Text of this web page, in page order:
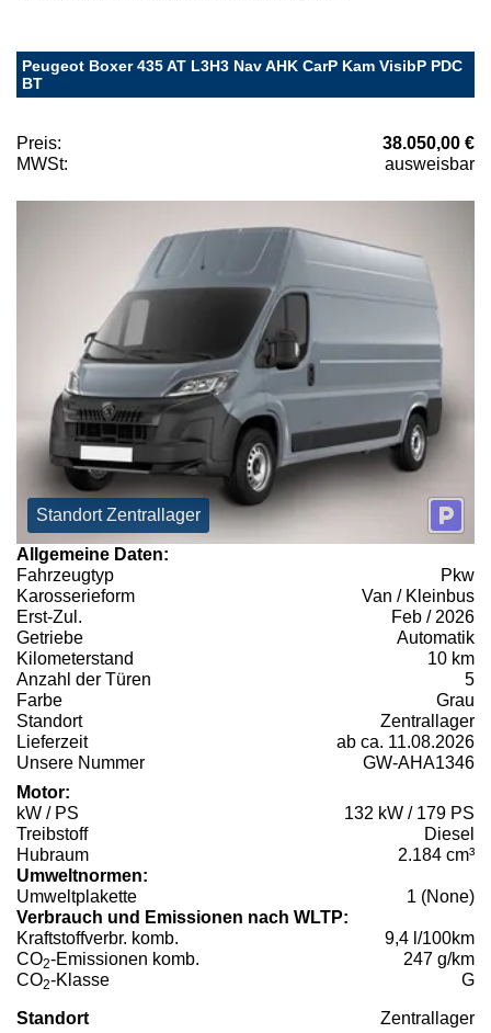
Peugeot Boxer 435 AT L3H3 Nav AHK CarP Kam VisibP PDC
BT
Preis:
38.050,00 €
MWSt:
ausweisbar
Standort Zentrallager
Allgemeine Daten:
Fahrzeugtyp
Pkw
Karosserieform
Van / Kleinbus
Erst-Zul.
Feb / 2026
Getriebe
Automatik
Kilometerstand
10 km
Anzahl der Türen
5
Farbe
Grau
Standort
Zentrallager
Lieferzeit
ab ca. 11.08.2026
Unsere Nummer
GW-AHA1346
Motor:
kW / PS
132 kW / 179 PS
Treibstoff
Diesel
Hubraum
2.184 cm³
Umweltnormen:
Umweltplakette
1 (None)
Verbrauch und Emissionen nach WLTP:
Kraftstoffverbr. komb.
9,4 l/100km
CO2-Emissionen komb.
247 g/km
CO2-Klasse G
Standort Zentrallager